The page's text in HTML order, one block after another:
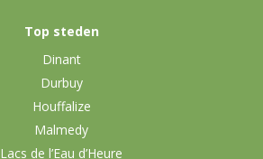
Top steden
Dinant
Durbuy
Houffalize
Malmedy
Lacs de l’Eau d’Heure